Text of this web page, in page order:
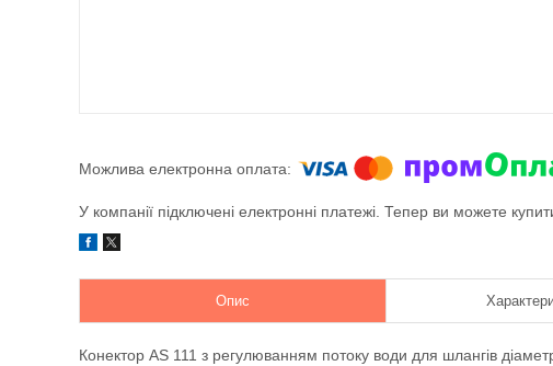
У компанії підключені електронні платежі. Тепер ви можете
Опис
Конектор AS 111 з регулюванням потоку води для шлангів